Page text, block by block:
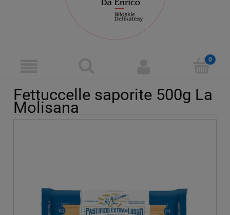
Fettuccelle saporite 500g La
Molisana